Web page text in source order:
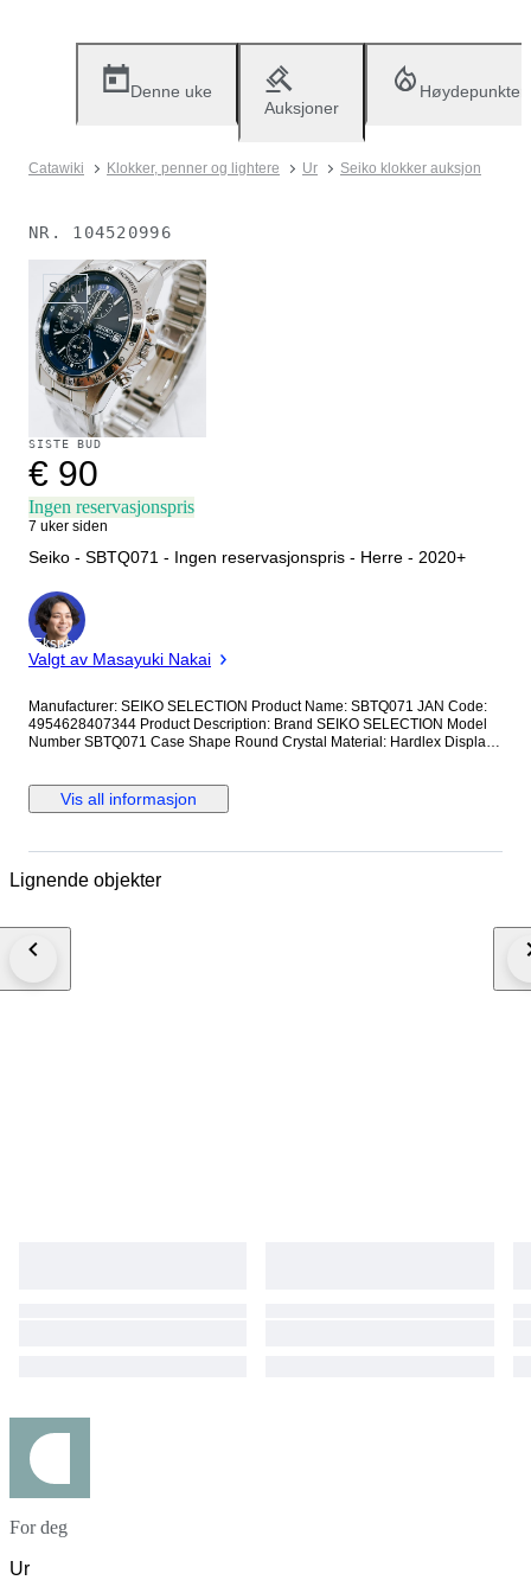
Denne uke
Auksjoner
Høydepunkter
Catawiki Klokker, penner og lightere Ur Seiko klokker auksjon
NR. 104520996
Solgt
SISTE BUD
€ 90
Ingen reservasjonspris
7 uker siden
Seiko - SBTQ071 - Ingen reservasjonspris - Herre - 2020+
Ekspert
Valgt av Masayuki Nakai
Manufacturer: SEIKO SELECTION Product Name: SBTQ071 JAN Code:
4954628407344 Product Description: Brand SEIKO SELECTION Model
Number SBTQ071 Case Shape Round Crystal Material: Hardlex Display
Material/Type: Stainless Steel Band Size: Men's Standard Band Width: 20
millimeters Band Color: Silver Dial Color: Blue Bezel Material: Stainless
Other Functions: Chronograph Movement: Quartz SBTQ071 Quartz 10
warranty card included; not stamped or dated
Vis all informasjon
Lignende objekter
For deg
Ur